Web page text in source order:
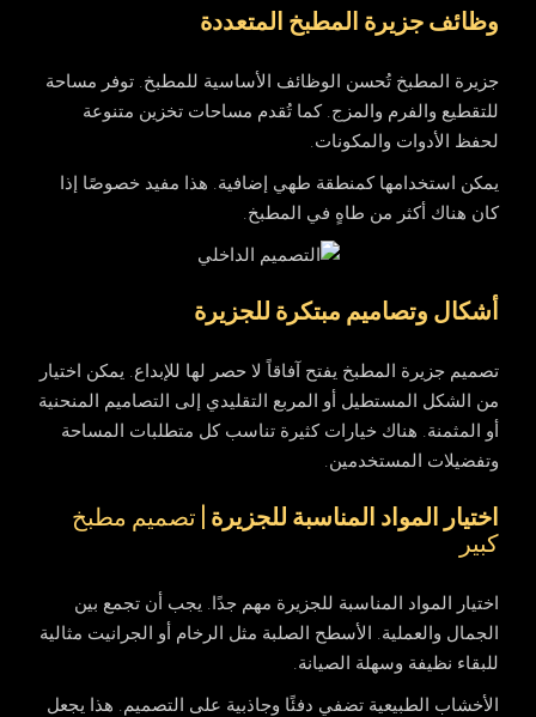
وظائف جزيرة المطبخ المتعددة
جزيرة المطبخ تُحسن الوظائف الأساسية للمطبخ. توفر مساحة
للتقطيع والفرم والمزج. كما تُقدم مساحات تخزين متنوعة
لحفظ الأدوات والمكونات.
يمكن استخدامها كمنطقة طهي إضافية. هذا مفيد خصوصًا إذا
كان هناك أكثر من طاهٍ في المطبخ.
أشكال وتصاميم مبتكرة للجزيرة
تصميم جزيرة المطبخ يفتح آفاقاً لا حصر لها للإبداع. يمكن اختيار
من الشكل المستطيل أو المربع التقليدي إلى التصاميم المنحنية
أو المثمنة. هناك خيارات كثيرة تناسب كل متطلبات المساحة
وتفضيلات المستخدمين.
اختيار المواد المناسبة للجزيرة | تصميم مطبخ
كبير
اختيار المواد المناسبة للجزيرة مهم جدًا. يجب أن تجمع بين
الجمال والعملية. الأسطح الصلبة مثل الرخام أو الجرانيت مثالية
للبقاء نظيفة وسهلة الصيانة.
الأخشاب الطبيعية تضفي دفئًا وجاذبية على التصميم. هذا يجعل